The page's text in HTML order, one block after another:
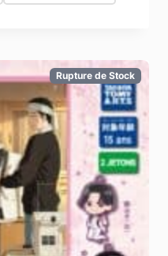
Rupture de Stock